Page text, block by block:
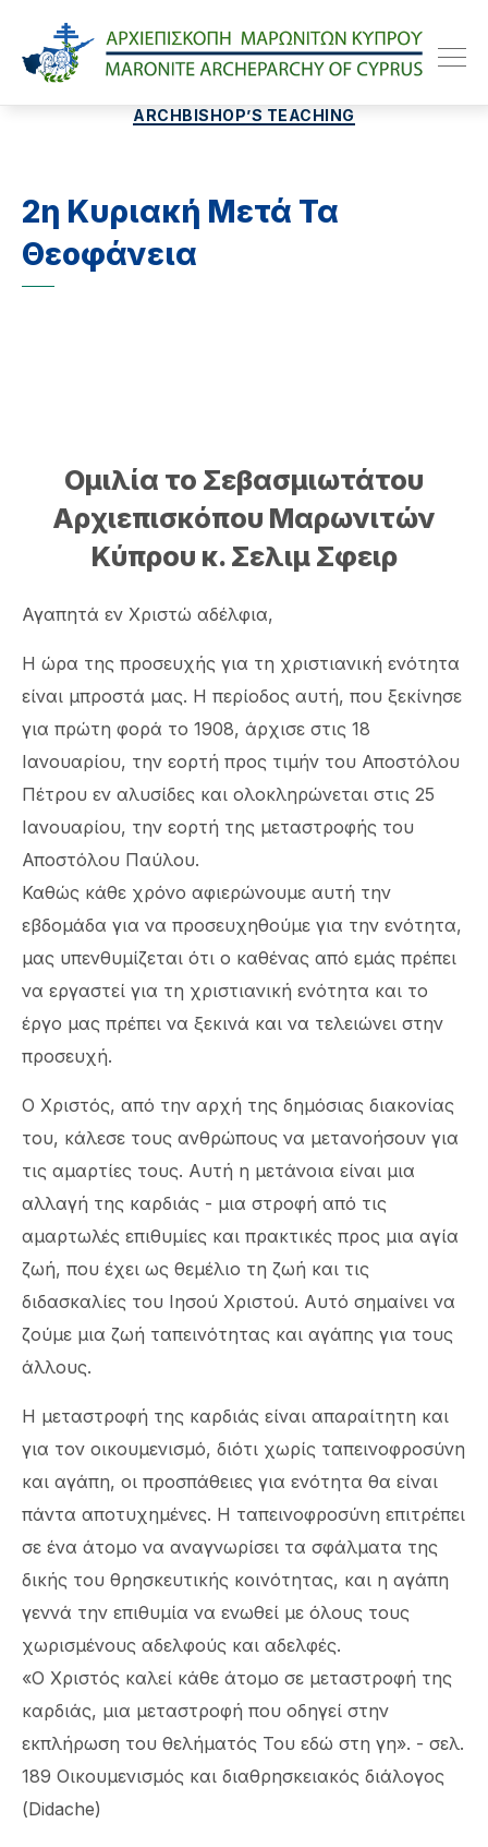
Categories
ARCHBISHOP’S TEACHING
2η Κυριακή Μετά Τα
Θεοφάνεια
Ομιλία το Σεβασμιωτάτου
Αρχιεπισκόπου Μαρωνιτών
Κύπρου κ. Σελιμ Σφειρ
Αγαπητά εν Χριστώ αδέλφια,
Η ώρα της προσευχής για τη χριστιανική ενότητα
είναι μπροστά μας. Η περίοδος αυτή, που ξεκίνησε
για πρώτη φορά το 1908, άρχισε στις 18
Ιανουαρίου, την εορτή προς τιμήν του Αποστόλου
Πέτρου εν αλυσίδες και ολοκληρώνεται στις 25
Ιανουαρίου, την εορτή της μεταστροφής του
Αποστόλου Παύλου.
Καθώς κάθε χρόνο αφιερώνουμε αυτή την
εβδομάδα για να προσευχηθούμε για την ενότητα,
μας υπενθυμίζεται ότι ο καθένας από εμάς πρέπει
να εργαστεί για τη χριστιανική ενότητα και το
έργο μας πρέπει να ξεκινά και να τελειώνει στην
προσευχή.
Ο Χριστός, από την αρχή της δημόσιας διακονίας
του, κάλεσε τους ανθρώπους να μετανοήσουν για
τις αμαρτίες τους. Αυτή η μετάνοια είναι μια
αλλαγή της καρδιάς - μια στροφή από τις
αμαρτωλές επιθυμίες και πρακτικές προς μια αγία
ζωή, που έχει ως θεμέλιο τη ζωή και τις
διδασκαλίες του Ιησού Χριστού. Αυτό σημαίνει να
ζούμε μια ζωή ταπεινότητας και αγάπης για τους
άλλους.
Η μεταστροφή της καρδιάς είναι απαραίτητη και
για τον οικουμενισμό, διότι χωρίς ταπεινοφροσύνη
και αγάπη, οι προσπάθειες για ενότητα θα είναι
πάντα αποτυχημένες. Η ταπεινοφροσύνη επιτρέπει
σε ένα άτομο να αναγνωρίσει τα σφάλματα της
δικής του θρησκευτικής κοινότητας, και η αγάπη
γεννά την επιθυμία να ενωθεί με όλους τους
χωρισμένους αδελφούς και αδελφές.
«Ο Χριστός καλεί κάθε άτομο σε μεταστροφή της
καρδιάς, μια μεταστροφή που οδηγεί στην
εκπλήρωση του θελήματός Του εδώ στη γη». - σελ.
189 Οικουμενισμός και διαθρησκειακός διάλογος
(Didache)